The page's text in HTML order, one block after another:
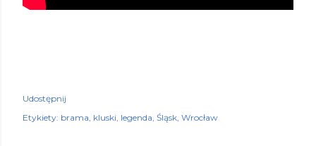
Udostępnij
Etykiety: brama kluski legenda Śląsk Wrocław